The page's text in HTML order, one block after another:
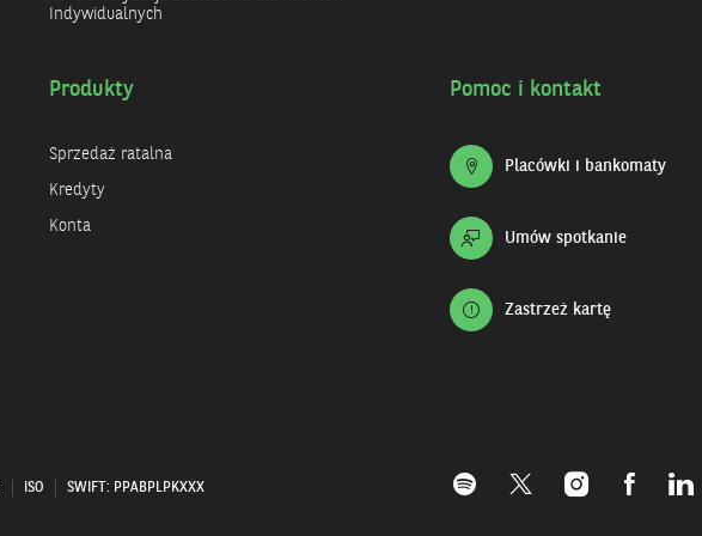
Indywidualnych
Produkty
Sprzedaż ratalna
Kredyty
Konta
Pomoc i kontakt
Placówki i bankomaty
Umów spotkanie
Zastrzeż kartę
ISO SWIFT: PPABPLPKXXX